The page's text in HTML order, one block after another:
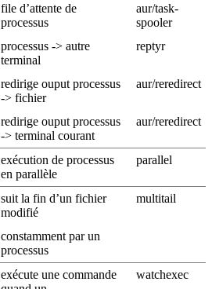
file d’attente de
processus
aur/task-
spooler
processus -> autre
terminal
reptyr
redirige ouput processus
-> fichier
aur/reredirect
redirige ouput processus
-> terminal courant
aur/reredirect
exécution de processus
en parallèle
parallel
suit la fin d’un fichier
modifié
multitail
constamment par un
processus
exécute une commande
watchexec